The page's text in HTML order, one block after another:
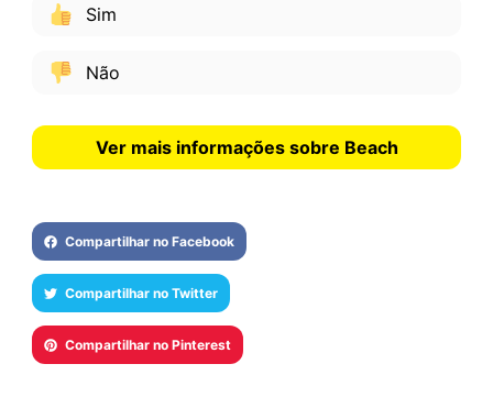
Sim
Não
Ver mais informações sobre Beach
Compartilhar no Facebook
Compartilhar no Twitter
Compartilhar no Pinterest